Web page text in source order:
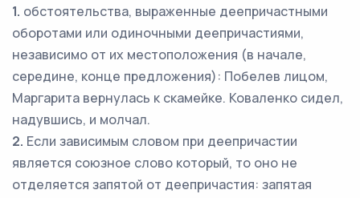
1. обстоятельства, выраженные деепричастными
оборотами или одиночными деепричастиями,
независимо от их местоположения (в начале,
середине, конце предложения): Побелев лицом,
Маргарита вернулась к скамейке. Коваленко сидел,
надувшись, и молчал.
2. Если зависимым словом при деепричастии
является союзное слово который, то оно не
отделяется запятой от деепричастия: запятая